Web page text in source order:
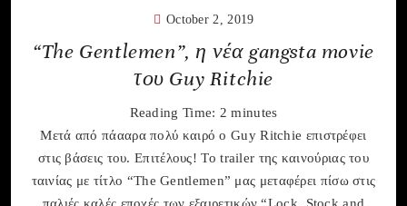
October 2, 2019
“The Gentlemen”, η νέα gangsta movie
του Guy Ritchie
Reading Time: 2 minutes
Μετά από πάααρα πολύ καιρό ο Guy Ritchie επιστρέφει
στις βάσεις του. Επιτέλους! Το trailer της καινούριας του
ταινίας με τίτλο “The Gentlemen” μας μεταφέρει πίσω στις
παλιές καλές εποχές των εξαιρετικών “Lock, Stock and